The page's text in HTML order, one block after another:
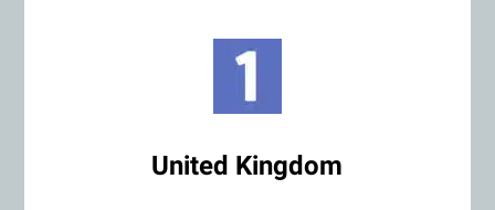
United Kingdom